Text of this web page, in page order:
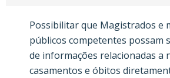
Possibilitar que Magistrados e
públicos competentes possam
de informações relacionadas a
casamentos e óbitos